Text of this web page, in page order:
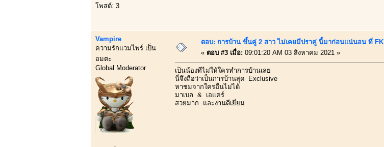
โพสต์: 3
Vampire
ความรักแวมไพร์ เป็น
อมตะ
Global Moderator
ตอบ: การบ้าน ขึ้นคู่ 2 สาว ไม่เคยมีปราคู่ นี้มาก่อนแน่นอน ที่ FK
« ตอบ #3 เมื่อ: 09:01:20 AM 03 สิงหาคม 2021 »
เป็นน้องที่ไม่ให้ใครทำการบ้านเลย
นี่จึงถือว่าเป็นการบ้านสุด Exclusive
หาชมจากใครอื่นไม่ได้
มาเบล & เอแคร์
สวยมาก และงานดีเยี่ยม